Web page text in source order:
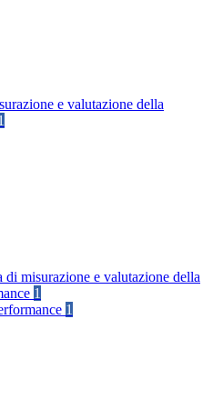
e valutazione della
di misurazione e valutazione della
1
1